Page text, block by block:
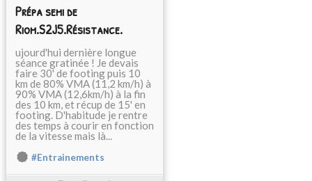
Prépa semi de
Riom.S2J5.Résistance.
ujourd'hui dernière longue
séance gratinée ! Je devais
faire 30' de footing puis 10
km de 80% VMA (11,2 km/h) à
90% VMA (12,6km/h) à la fin
des 10 km, et récup de 15' en
footing. D'habitude je rentre
des temps à courir en fonction
de la vitesse mais là...
#Entrainements